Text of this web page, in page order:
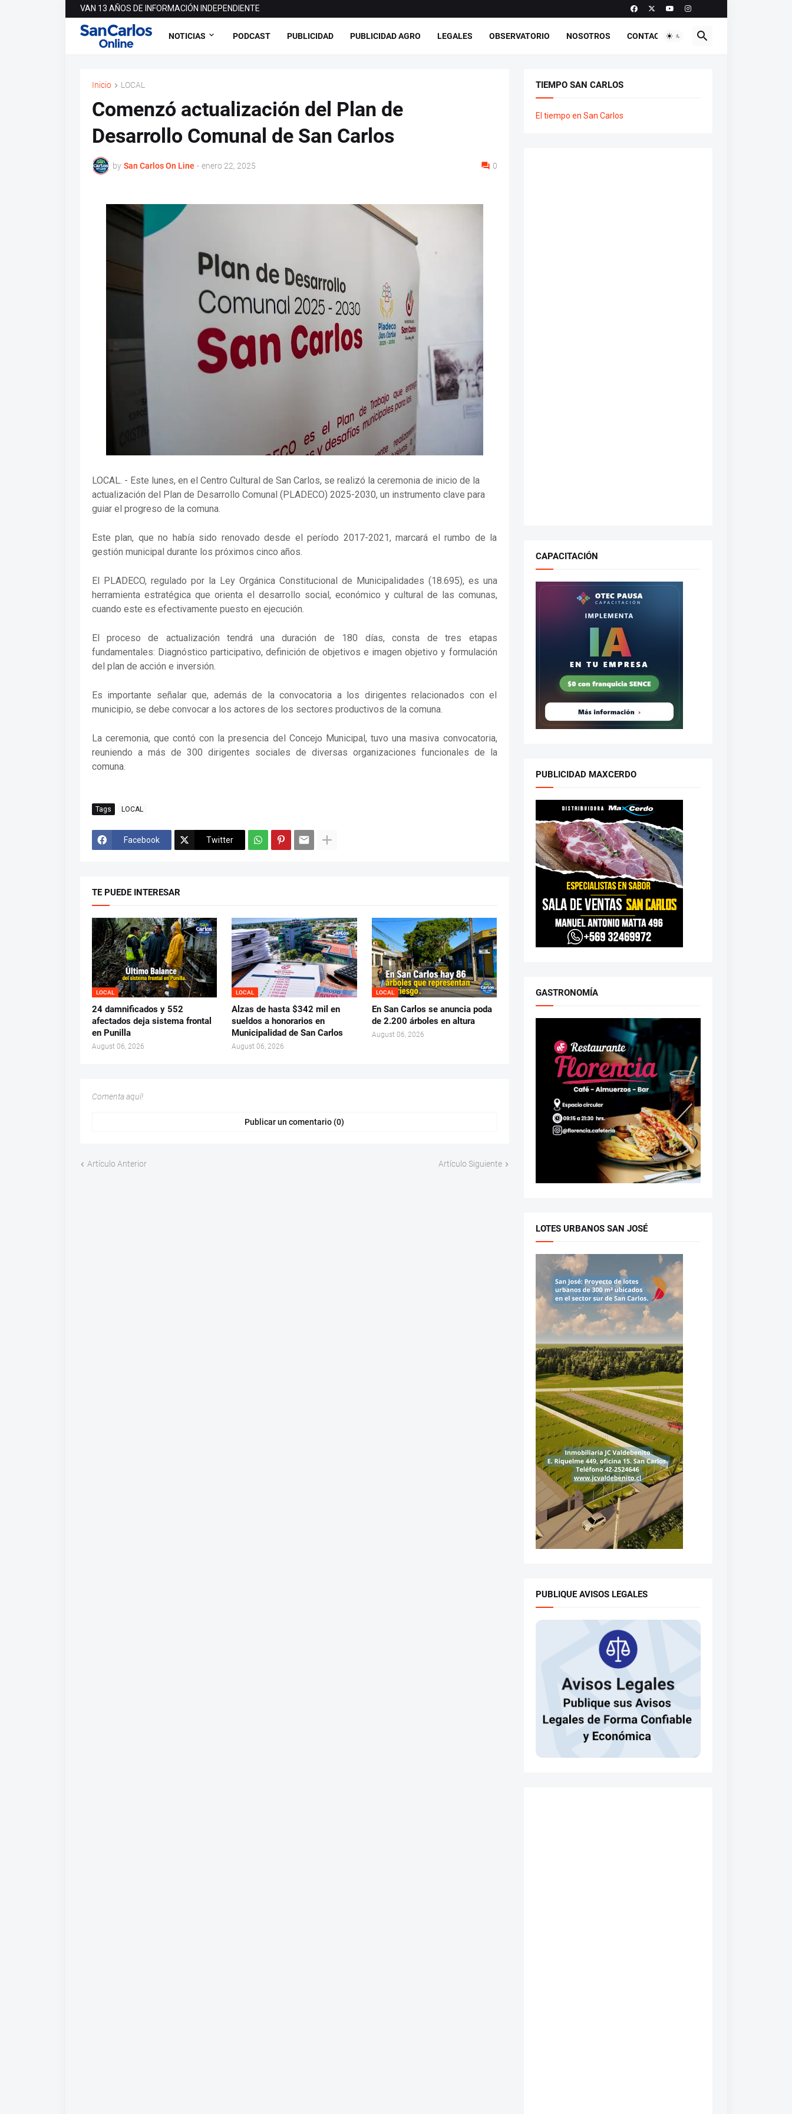
VAN 13 AÑOS DE INFORMACIÓN INDEPENDIENTE
NOTICIAS PODCAST PUBLICIDAD PUBLICIDAD AGRO LEGALES OBSERVATORIO NOSOTROS CONTACTO
Inicio LOCAL
Comenzó actualización del Plan de
Desarrollo Comunal de San Carlos
by San Carlos On Line - enero 22, 2025 0
LOCAL. - Este lunes, en el Centro Cultural de San Carlos, se realizó la ceremonia de inicio de la
actualización del Plan de Desarrollo Comunal (PLADECO) 2025-2030, un instrumento clave para
guiar el progreso de la comuna.
Este plan, que no había sido renovado desde el período 2017-2021, marcará el rumbo de la
gestión municipal durante los próximos cinco años.
El PLADECO, regulado por la Ley Orgánica Constitucional de Municipalidades (18.695), es una
herramienta estratégica que orienta el desarrollo social, económico y cultural de las comunas,
cuando este es efectivamente puesto en ejecución.
El proceso de actualización tendrá una duración de 180 días, consta de tres etapas
fundamentales: Diagnóstico participativo, definición de objetivos e imagen objetivo y formulación
del plan de acción e inversión.
Es importante señalar que, además de la convocatoria a los dirigentes relacionados con el
municipio, se debe convocar a los actores de los sectores productivos de la comuna.
La ceremonia, que contó con la presencia del Concejo Municipal, tuvo una masiva convocatoria,
reuniendo a más de 300 dirigentes sociales de diversas organizaciones funcionales de la
comuna.
Tags LOCAL
Facebook Twitter
TE PUEDE INTERESAR
LOCAL
24 damnificados y 552
afectados deja sistema frontal
en Punilla
August 06, 2026
LOCAL
Alzas de hasta $342 mil en
sueldos a honorarios en
Municipalidad de San Carlos
August 06, 2026
LOCAL
En San Carlos se anuncia poda
de 2.200 árboles en altura
August 06, 2026
Comenta aquí!
Publicar un comentario (0)
Artículo Anterior Artículo Siguiente
TIEMPO SAN CARLOS
El tiempo en San Carlos
CAPACITACIÓN
PUBLICIDAD MAXCERDO
GASTRONOMÍA
LOTES URBANOS SAN JOSÉ
PUBLIQUE AVISOS LEGALES